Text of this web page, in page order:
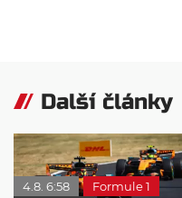
Další články
4.8. 6:58
Formule 1